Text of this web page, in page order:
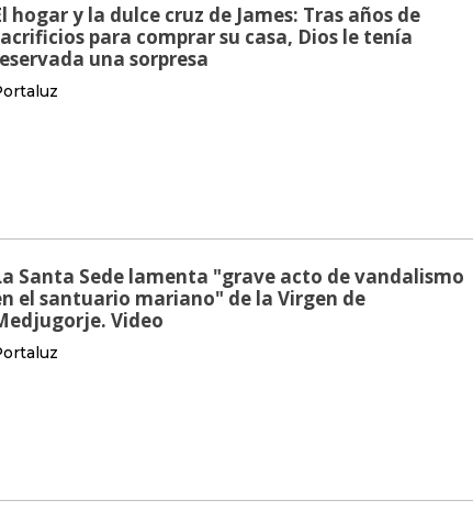
hogar y la dulce cruz de James: Tras años de
para comprar su casa, Dios le tenía
una sorpresa
Santa Sede lamenta "grave acto de vandalismo
el santuario mariano" de la Virgen de
Video